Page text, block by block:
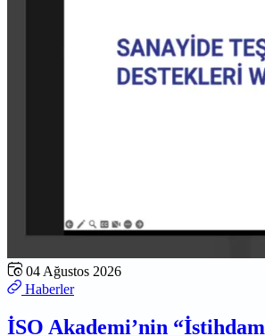
04 Ağustos 2026
Haberler
İSO Akademi’nin “İstihdam